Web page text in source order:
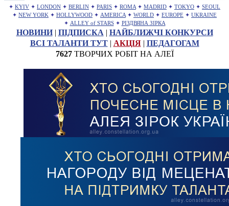
✦ KYIV ✦ LONDON ✦ BERLIN ✦ PARIS ✦ ROMA ✦ MADRID ✦ TOKYO ✦ SEOUL
✦ NEW YORK ✦ HOLLYWOOD ✦ AMERICA ✦ WORLD ✦ EUROPE ✦ UKRAINE
✦ ALLEY of STARS ✦ РІЗДВЯНА ЗІРКА
НОВИНИ| ПІДПИСКА | НАЙБЛИЖЧІ КОНКУРСИ
ВСІ ТАЛАНТИ ТУТ| АКЦІЯ| ПЕДАГОГАМ
7627ТВОРЧИХ РОБІТ НА АЛЕЇ